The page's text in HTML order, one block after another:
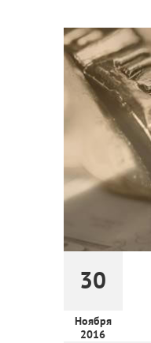
30
Ноября
2016